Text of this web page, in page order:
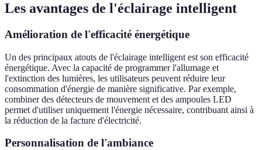
Les avantages de l'éclairage intelligent
Amélioration de l'efficacité énergétique
Un des principaux atouts de l'éclairage intelligent est son efficacité
énergétique. Avec la capacité de programmer l'allumage et
l'extinction des lumières, les utilisateurs peuvent réduire leur
consommation d'énergie de manière significative. Par exemple,
combiner des détecteurs de mouvement et des ampoules LED
permet d'utiliser uniquement l'énergie nécessaire, contribuant ainsi à
la réduction de la facture d'électricité.
Personnalisation de l'ambiance